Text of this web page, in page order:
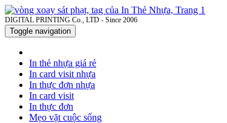
DIGITAL PRINTING Co., LTD - Since 2006
Toggle navigation
In thẻ nhựa giá rẻ
In card visit nhựa
In thực đơn nhựa
In card visit
In thực đơn
Mẹo vặt cuộc sống